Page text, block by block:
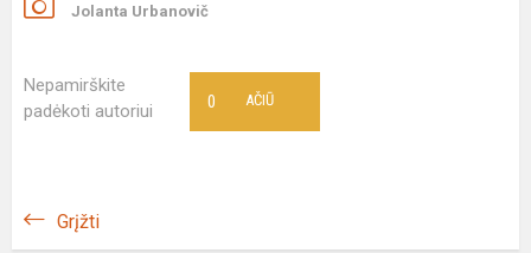
Jolanta Urbanovič
Nepamirškite
padėkoti autoriui
AČIŪ
0
Grįžti